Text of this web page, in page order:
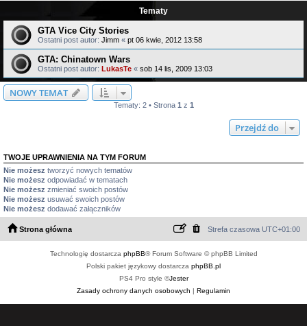
Tematy
GTA Vice City Stories
Ostatni post autor: Jimm « pt 06 kwie, 2012 13:58
GTA: Chinatown Wars
Ostatni post autor: LukasTe « sob 14 lis, 2009 13:03
NOWY TEMAT
Tematy: 2 • Strona 1 z 1
Przejdź do
TWOJE UPRAWNIENIA NA TYM FORUM
Nie możesz tworzyć nowych tematów
Nie możesz odpowiadać w tematach
Nie możesz zmieniać swoich postów
Nie możesz usuwać swoich postów
Nie możesz dodawać załączników
Strona główna Strefa czasowa UTC+01:00
Technologię dostarcza phpBB® Forum Software © phpBB Limited
Polski pakiet językowy dostarcza phpBB.pl
PS4 Pro style ©Jester
Zasady ochrony danych osobowych | Regulamin